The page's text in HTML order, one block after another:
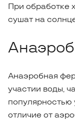
При обработке
сушат на
Анаэробная
участии воды,
популярностью
отличие от